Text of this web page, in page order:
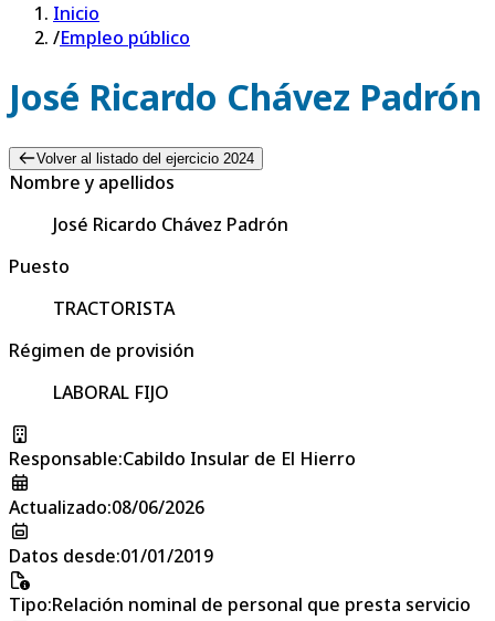
Inicio
/Empleo público
José Ricardo Chávez Padrón
Volver al listado del ejercicio 2024
Nombre y apellidos
José Ricardo Chávez Padrón
Puesto
TRACTORISTA
Régimen de provisión
LABORAL FIJO
Responsable:Cabildo Insular de El Hierro
Actualizado:08/06/2026
Datos desde:01/01/2019
Tipo:Relación nominal de personal que presta servicio